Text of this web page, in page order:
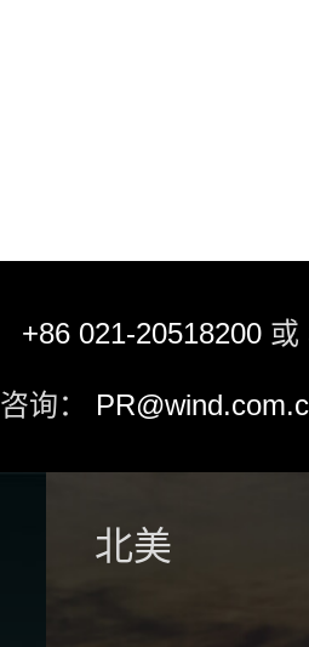
+86 021-20518200 或
询：
北美